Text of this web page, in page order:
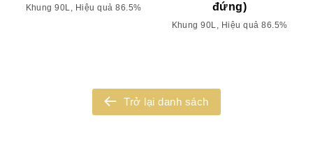
Khung 90L, Hiệu quả 86.5%
đứng)
Khung 90L, Hiệu quả 86.5%
Trở lại danh sách